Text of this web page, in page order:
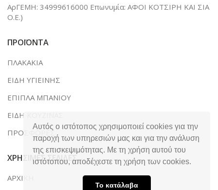
Αυτός ο ιστότοπος χρησιμοποιεί cookies για την
παροχή των υπηρεσιών μας και για την ανάλυση
της επισκεψιμότητας. Με τη χρήση αυτού του
ιστότοπου, αποδέχεστε τη χρήση των cookies.
Το κατάλαβα
ΑρΓΕΜΗ: 34999616000 Επωνυμία: ΑΦΟΙ ΚΟΤΣΙΡΗ ΚΑΙ ΣΙΑ
Ο.Ε.)
ΠΡΟΪΟΝΤΑ
ΠΛΑΚΑΚΙΑ
ΕΙΔΗ ΥΓΙΕΙΝΗΣ
ΕΠΙΠΛΑ ΜΠΑΝΙΟΥ
ΕΙΔΗ ΚΟΥΖΙΝΑΣ
ΠΡΟΣΦΟΡΕΣ
ΧΡΗΣΙΜΕΣ ΣΕΛΙΔΕΣ
ΑΡΧΙΚΗ